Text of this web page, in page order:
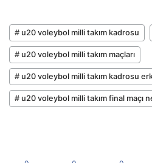
# u20 voleybol milli takım kadrosu
# u20 voleybol milli takım maçları
# u20 voleybol milli takım kadrosu
# u20 voleybol milli takım final maçı